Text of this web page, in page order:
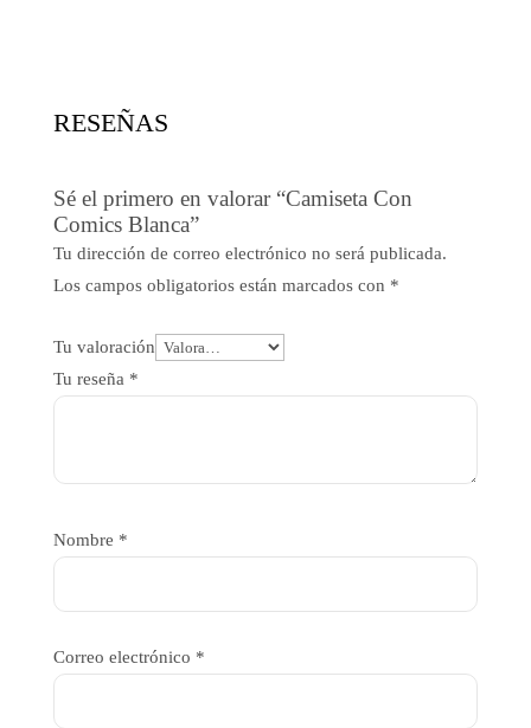
RESEÑAS
Sé el primero en valorar “Camiseta Con
Comics Blanca”
Tu dirección de correo electrónico no será publicada.
Los campos obligatorios están marcados con *
Tu valoración
Tu reseña *
Nombre *
Correo electrónico *